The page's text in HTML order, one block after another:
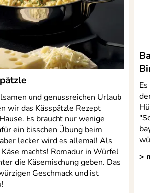
und genussreichen Urlaub
wir das Kässpätzle Rezept
Es braucht nur wenige
ein bisschen Übung beim
lecker wird es allemal! Als
machts! Romadur in Würfel
die Käsemischung geben. Das
Geschmack und ist
>